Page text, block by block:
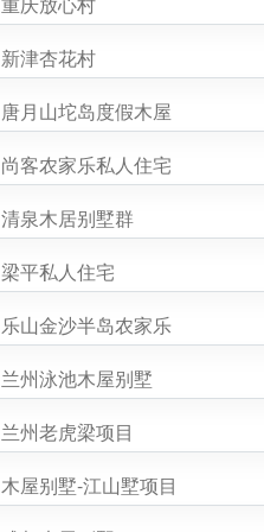
新津杏花村
唐月山坨岛度假木屋
尚客农家乐私人住宅
清泉木居别墅群
梁平私人住宅
乐山金沙半岛农家乐
兰州泳池木屋别墅
兰州老虎梁项目
木屋别墅-江山墅项目